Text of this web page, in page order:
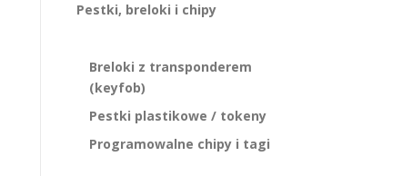
Pestki, breloki i chipy
Breloki z transponderem
(keyfob)
Pestki plastikowe / tokeny
Programowalne chipy i tagi